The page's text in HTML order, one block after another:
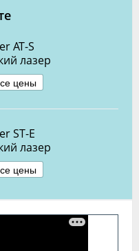
AT-S
лазер
цены
ST-E
лазер
цены